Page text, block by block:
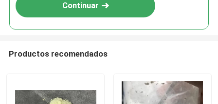
Continuar
Productos recomendados